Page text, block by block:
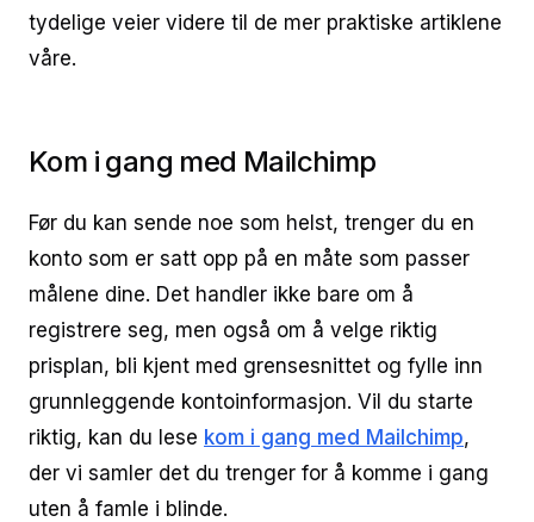
tydelige veier videre til de mer praktiske artiklene
våre.
Kom i gang med Mailchimp
Før du kan sende noe som helst, trenger du en
konto som er satt opp på en måte som passer
målene dine. Det handler ikke bare om å
registrere seg, men også om å velge riktig
prisplan, bli kjent med grensesnittet og fylle inn
grunnleggende kontoinformasjon. Vil du starte
riktig, kan du lese kom i gang med Mailchimp,
der vi samler det du trenger for å komme i gang
uten å famle i blinde.